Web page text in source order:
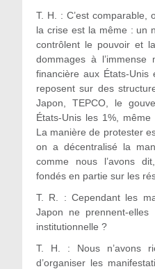
T. H. : C’est comparable,
la crise est la même : un
contrôlent le pouvoir et
dommages à
financière aux États-
reposent sur des
Japon, TEPCO, le
États-Unis les 1%, même
La manière de protester
on a décentralisé la
comme nous l’avons
fondés en partie sur les
T. R. : Cependant les
Japon ne prennent-
institutionnelle ?
T. H. : Nous n’avons
d’organiser les